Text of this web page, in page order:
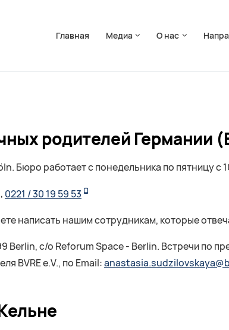
Главная
Медиа О нас
родителей Германии
Бюро работает с понедельника по пятницу с
, 0221 / 30 19 59 53
написать нашим сотрудникам, которые
Berlin, c/o Reforum Space - Berlin. Встречи по
BVRE e.V., по Email: